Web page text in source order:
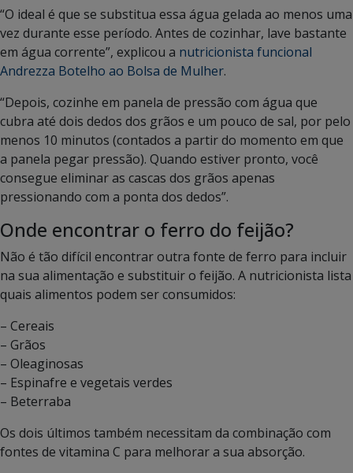
“O ideal é que se substitua essa água gelada ao menos uma
vez durante esse período. Antes de cozinhar, lave bastante
em água corrente”, explicou a nutricionista funcional
Andrezza Botelho ao Bolsa de Mulher.
“Depois, cozinhe em panela de pressão com água que
cubra até dois dedos dos grãos e um pouco de sal, por pelo
menos 10 minutos (contados a partir do momento em que
a panela pegar pressão). Quando estiver pronto, você
consegue eliminar as cascas dos grãos apenas
pressionando com a ponta dos dedos”.
Onde encontrar o ferro do feijão?
Não é tão difícil encontrar outra fonte de ferro para incluir
na sua alimentação e substituir o feijão. A nutricionista lista
quais alimentos podem ser consumidos:
– Cereais
– Grãos
– Oleaginosas
– Espinafre e vegetais verdes
– Beterraba
Os dois últimos também necessitam da combinação com
fontes de vitamina C para melhorar a sua absorção.